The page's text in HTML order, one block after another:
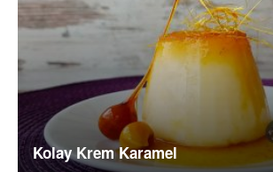
Kolay Krem Karamel